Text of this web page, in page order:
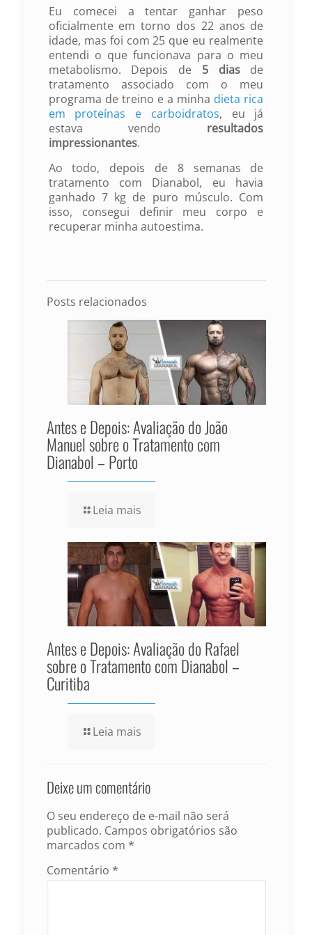
Eu comecei a tentar ganhar peso
oficialmente em torno dos 22 anos de
idade, mas foi com 25 que eu realmente
entendi o que funcionava para o meu
metabolismo. Depois de 5 diasde
tratamento associado com o meu
programa de treino e a minha dieta rica
em proteínas e carboidratos, eu já
estava vendo resultados
impressionantes.
Ao todo, depois de 8 semanas de
tratamento com Dianabol, eu havia
ganhado 7 kg de puro músculo. Com
isso, consegui definir meu corpo e
recuperar minha autoestima.
Posts relacionados
Antes e Depois: Avaliação do João
Manuel sobre o Tratamento com
Dianabol – Porto
Leia mais
Antes e Depois: Avaliação do Rafael
sobre o Tratamento com Dianabol –
Curitiba
Leia mais
Deixe um comentário
O seu endereço de e-mail não será
publicado. Campos obrigatórios são
marcados com *
Comentário *